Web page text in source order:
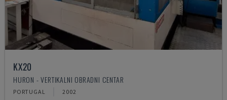
KX20
HURON - VERTIKALNI OBRADNI CENTAR
PORTUGAL 2002